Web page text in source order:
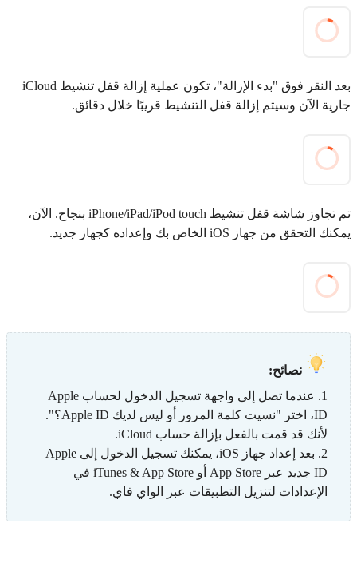
بعد النقر فوق "بدء الإزالة"، تكون عملية إزالة قفل تنشيط iCloud
جارية الآن وسيتم إزالة قفل التنشيط قريبًا خلال دقائق.
تم تجاوز شاشة قفل تنشيط iPhone/iPad/iPod touch بنجاح. الآن،
يمكنك التحقق من جهاز iOS الخاص بك وإعداده كجهاز جديد.
نصائح:
1. عندما تصل إلى واجهة تسجيل الدخول لحساب Apple
ID، اختر "نسيت كلمة المرور أو ليس لديك Apple ID؟".
لأنك قد قمت بالفعل بإزالة حساب iCloud.
2. بعد إعداد جهاز iOS، يمكنك تسجيل الدخول إلى Apple
ID جديد عبر App Store أو iTunes & App Store في
الإعدادات لتنزيل التطبيقات عبر الواي فاي.